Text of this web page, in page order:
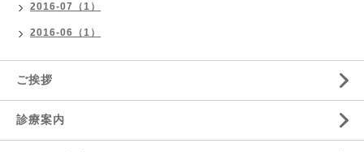
2016-07（1）
2016-06（1）
ご挨拶
診療案内